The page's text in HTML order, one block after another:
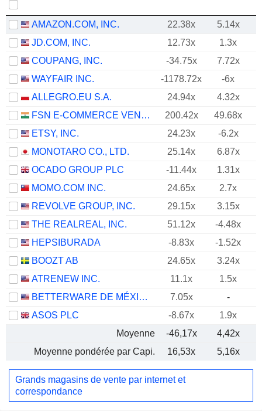
AMAZON.COM, INC. 22.38x
5.14x
JD.COM, INC.
12.73x
1.3x
COUPANG, INC.
-34.75x
7.72x
WAYFAIR INC.
-1178.72x -6x
ALLEGRO.EU S.A.
24.94x
4.32x
FSN E-COMMERCE VENTURES LIMITED
200.42x
49.68x
ETSY, INC.
24.23x
-6.2x
MONOTARO CO., LTD.
25.14x
6.87x
OCADO GROUP PLC
-11.44x
1.31x
MOMO.COM INC.
24.65x
2.7x
REVOLVE GROUP, INC.
29.15x 3.15x
THE REALREAL, INC.
51.12x
-4.48x
HEPSIBURADA
-8.83x
-1.52x
BOOZT AB
24.65x
3.24x
ATRENEW INC.
11.1x
1.5x
BETTERWARE DE MÉXICO, S.A.P.I. DE C.V.
7.05x
-
ASOS PLC
-8.67x
1.9x
Moyenne
-46,17x
4,42x
Moyenne pondérée par Capi.
16,53x 5,16x
Grands magasins de vente par internet et
correspondance